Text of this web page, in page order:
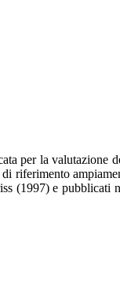
per la valutazione
riferimento
(1997) e pubblicati